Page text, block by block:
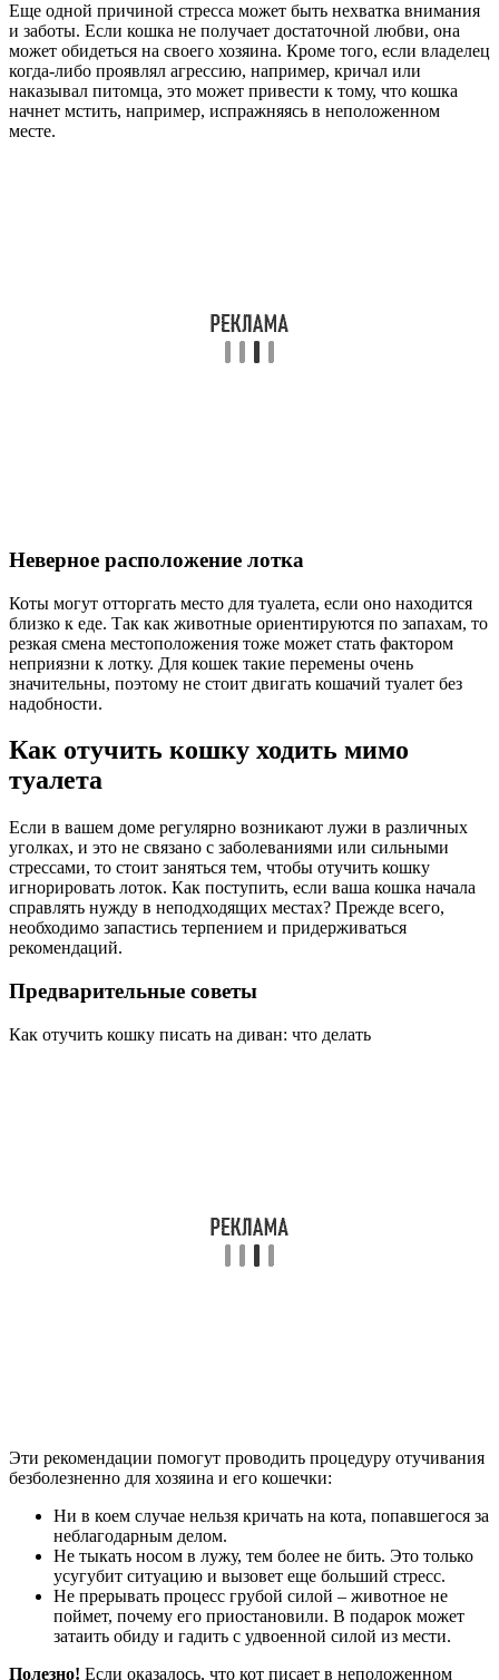
Еще одной причиной стресса может быть нехватка внимания
и заботы. Если кошка не получает достаточной любви, она
может обидеться на своего хозяина. Кроме того, если владелец
когда-либо проявлял агрессию, например, кричал или
наказывал питомца, это может привести к тому, что кошка
начнет мстить, например, испражняясь в неположенном
месте.
Неверное расположение лотка
Коты могут отторгать место для туалета, если оно находится
близко к еде. Так как животные ориентируются по запахам, то
резкая смена местоположения тоже может стать фактором
неприязни к лотку. Для кошек такие перемены очень
значительны, поэтому не стоит двигать кошачий туалет без
надобности.
Как отучить кошку ходить мимо
туалета
Если в вашем доме регулярно возникают лужи в различных
уголках, и это не связано с заболеваниями или сильными
стрессами, то стоит заняться тем, чтобы отучить кошку
игнорировать лоток. Как поступить, если ваша кошка начала
справлять нужду в неподходящих местах? Прежде всего,
необходимо запастись терпением и придерживаться
рекомендаций.
Предварительные советы
Как отучить кошку писать на диван: что делать
Эти рекомендации помогут проводить процедуру отучивания
безболезненно для хозяина и его кошечки:
Ни в коем случае нельзя кричать на кота, попавшегося за
неблагодарным делом.
Не тыкать носом в лужу, тем более не бить. Это только
усугубит ситуацию и вызовет еще больший стресс.
Не прерывать процесс грубой силой – животное не
поймет, почему его приостановили. В подарок может
затаить обиду и гадить с удвоенной силой из мести.
Полезно! Если оказалось, что кот писает в неположенном